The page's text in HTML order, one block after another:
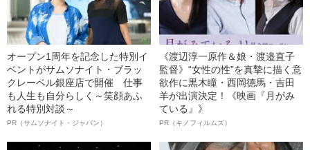
オープン1周年を記念した特別イ
ベントがサムソナイト・ブラッ
クレーベル銀座店で開催 仕事
も人生も自分らしく～笑顔あふ
れる特別対談～
PR（サムソナイト・ジャパン）
《渡辺淳一原作＆娘・渡邉直子
監督》“女性の性”を真摯に描く意
欲作に黒木瞳・西岡德馬・吉田
羊が出演決定！《映画『月がみ
ている』》
PR（キノフィルムズ）